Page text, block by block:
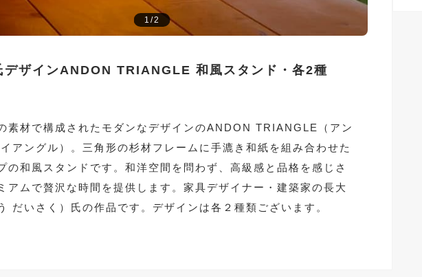
1/2
デザインANDON TRIANGLE 和風スタンド・各2種
素材で構成されたモダンなデザインのANDON TRIANGLE（アン
アングル）。三角形の杉材フレームに手漉き和紙を組み合わせた
の和風スタンドです。和洋空間を問わず、高級感と品格を感じさ
アムで贅沢な時間を提供します。家具デザイナー・建築家の長大
だいさく）氏の作品です。デザインは各２種類ございます。